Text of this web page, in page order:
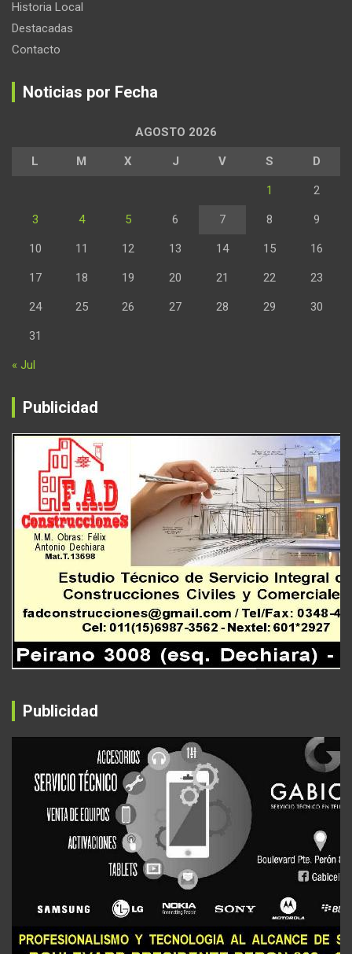
Historia Local
Destacadas
Contacto
Noticias por Fecha
AGOSTO 2026
L M X J V S D
1 2
3 4 5 6 7 8 9
10 11 12 13 14 15 16
17 18 19 20 21 22 23
24 25 26 27 28 29 30
31
« Jul
Publicidad
Publicidad